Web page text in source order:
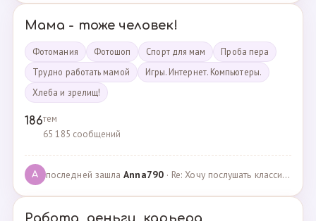
Мама - тоже человек!
Фотомания Фотошоп Спорт для мам
Проба пера
Трудно работать мамой
Игры. Интернет. Компьютеры.
Хлеба и зрелищ!
186тем
65 185 сообщений
A последней зашлаAnna790· Re: Хочу послушать классику · 22.03.2025
Работа, деньги, карьера